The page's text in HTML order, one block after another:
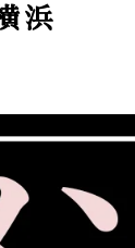
浜